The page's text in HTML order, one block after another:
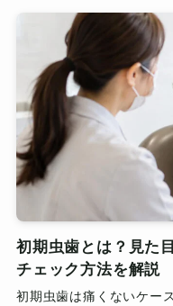
初期虫歯とは？見た
チェック方法を解説
初期虫歯は痛くないケー